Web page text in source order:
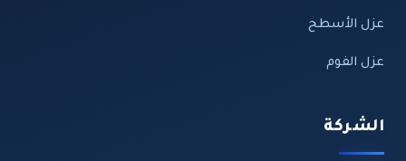
عزل الأسطح
عزل الفوم
الشركة